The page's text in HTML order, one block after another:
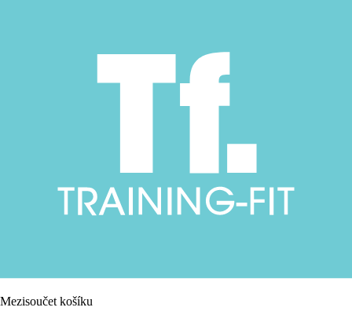
Mezisoučet košíku